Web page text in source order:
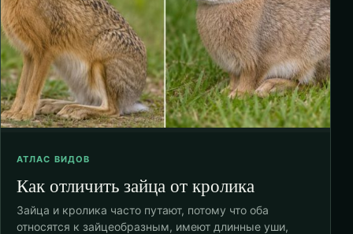
АТЛАС ВИДОВ
Как отличить зайца от кролика
Зайца и кролика часто путают, потому что оба
относятся к зайцеобразным, имеют длинные уши,